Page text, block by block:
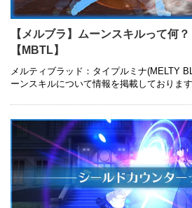
【メルブラ】ムーンスキルって何
【MBTL】
メルティブラッド：タイプルミナ(MELTY
ーンスキルについて情報を掲載しておりま